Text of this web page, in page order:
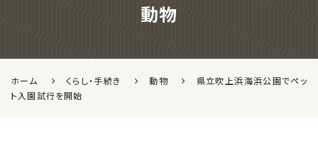
動物
ホーム くらし・手続き 動物
県立吹上浜海浜公園でペッ
ト入園試行を開始